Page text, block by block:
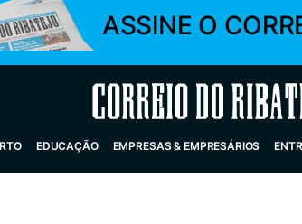
ASSINE O
Correio do Ribatejo
EDUCAÇÃO EMPRESAS & EMPRESÁRIOS